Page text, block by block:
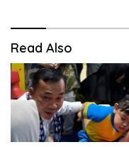
Read Also